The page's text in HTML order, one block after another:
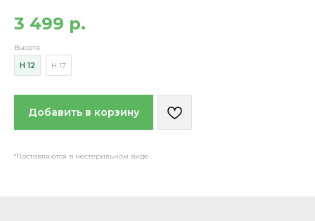
3 499 р.
Высота
H 12
H 17
Добавить в корзину
*Поставляются в нестерильном виде